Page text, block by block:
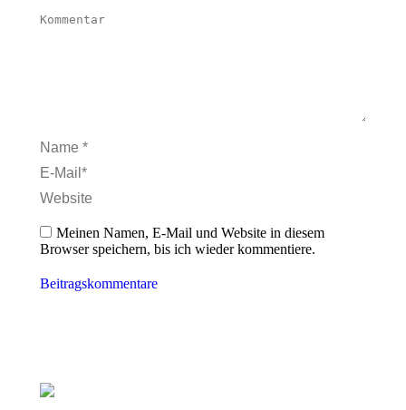
Kommentar
Name *
E-Mail *
Website
Meinen Namen, E-Mail und Website in diesem
Browser speichern, bis ich wieder kommentiere.
Beitragskommentare